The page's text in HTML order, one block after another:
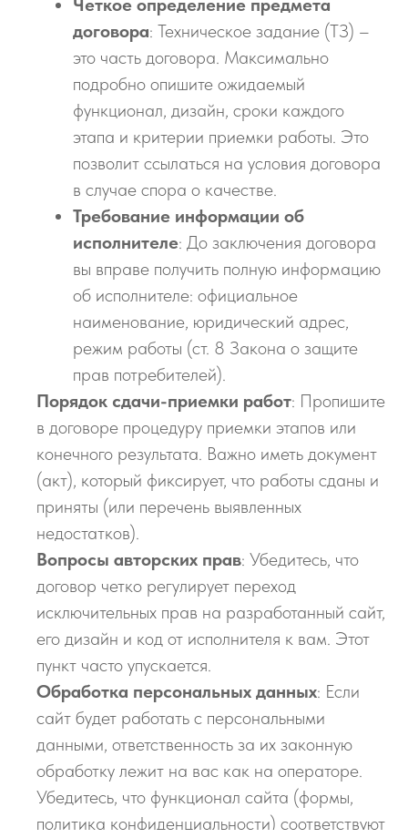
Четкое определение предмета
договора: Техническое задание (ТЗ) –
это часть договора. Максимально
подробно опишите ожидаемый
функционал, дизайн, сроки каждого
этапа и критерии приемки работы. Это
позволит ссылаться на условия договора
в случае спора о качестве.
Требование информации об
исполнителе: До заключения договора
вы вправе получить полную информацию
об исполнителе: официальное
наименование, юридический адрес,
режим работы (ст. 8 Закона о защите
прав потребителей).
Порядок сдачи-приемки работ: Пропишите
в договоре процедуру приемки этапов или
конечного результата. Важно иметь документ
(акт), который фиксирует, что работы сданы и
приняты (или перечень выявленных
недостатков).
Вопросы авторских прав: Убедитесь, что
договор четко регулирует переход
исключительных прав на разработанный сайт,
его дизайн и код от исполнителя к вам. Этот
пункт часто упускается.
Обработка персональных данных: Если
сайт будет работать с персональными
данными, ответственность за их законную
обработку лежит на вас как на операторе.
Убедитесь, что функционал сайта (формы,
политика конфиденциальности) соответствуют